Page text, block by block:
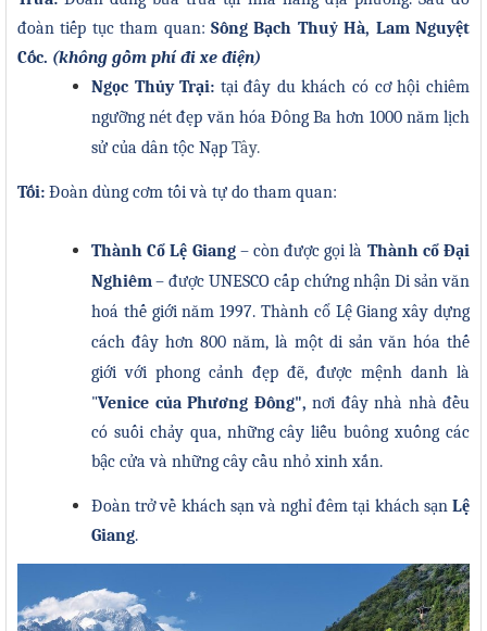
đoàn tiếp tục tham quan: Sông Bạch Thuỷ Hà, Lam Nguyệt
Cốc. (không gồm phí đi xe điện)
Ngọc Thủy Trại:tại đây du khách có cơ hội chiêm
ngưỡng nét đẹp văn hóa Đông Ba hơn 1000 năm lịch
sử của dân tộc Nạp Tây.
Tối: Đoàn dùng cơm tối và tự do tham quan:
Thành Cổ Lệ Giang– còn được gọi là Thành cổ Đại
Nghiêm– được UNESCO cấp chứng nhận Di sản văn
hoá thế giới năm 1997. Thành cổ Lệ Giang xây dựng
cách đây hơn 800 năm, là một di sản văn hóa thế
giới với phong cảnh đẹp đẽ, được mệnh danh là
"Venice của Phương Đông", nơi đây nhà nhà đều
có suối chảy qua, những cây liễu buông xuống các
bậc cửa và những cây cầu nhỏ xinh xắn.
Đoàntrở về khách sạn vànghỉ đêm tại khách sạnLệ
Giang.